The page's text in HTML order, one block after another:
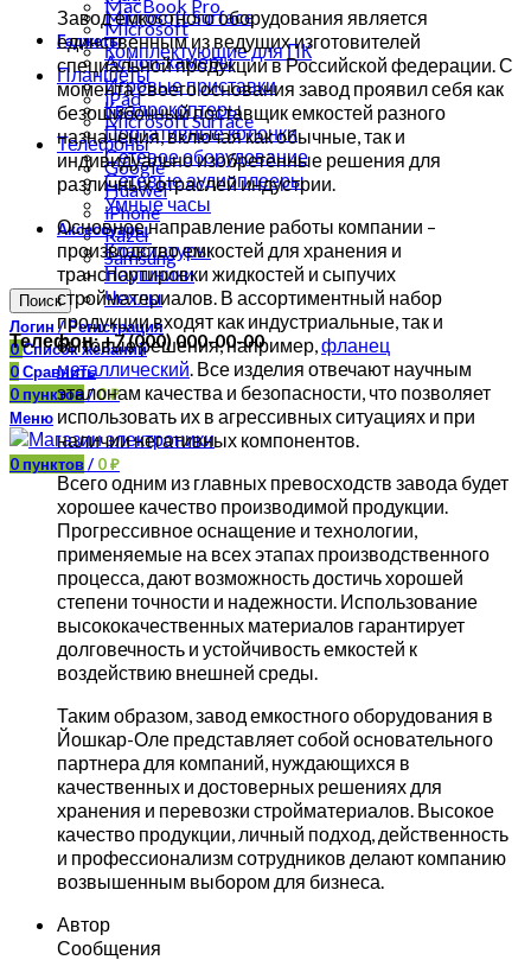
MacBook Pro
Microsoft
Комплектующие для ПК
Планшеты
iPad
Microsoft Surface
Телефоны
Google
Huawei
iPhone
Razer
Samsung
Поиск
Логин / Регистрация
0Список желаний
0Сравнить
0 пунктов/0₽
Меню
0 пунктов/ 0₽
Microsoft Surface
Гаджеты
Action-камеры
Игровые приставки
Квадрокоптеры
Портативные колонки
Сетевое оборудование
Сетевые аудиоплееры
Умные часы
Аксессуары
Клавиатуры
Наушники
Чехлы
Телефон: +7 (000) 000-00-00
Завод емкостного оборудования является
единственным из ведущих изготовителей
специальной продукции в Российской федерации. С
момента своего основания завод проявил себя как
безошибочный поставщик емкостей разного
назначения, включая как обычные, так и
индивидуально изобретённые решения для
различных отраслей индустрии.
Основное направление работы компании –
производство емкостей для хранения и
транспортировки жидкостей и сыпучих
стройматериалов. В ассортиментный набор
продукции входят как индустриальные, так и
бытовые решения, например,фланец
металлический. Все изделия отвечают научным
эталонам качества и безопасности, что позволяет
использовать их в агрессивных ситуациях и при
наличии негативных компонентов.
Всего одним из главных превосходств завода будет
хорошее качество производимой продукции.
Прогрессивное оснащение и технологии,
применяемые на всех этапах производственного
процесса, дают возможность достичь хорошей
степени точности и надежности. Использование
высококачественных материалов гарантирует
долговечность и устойчивость емкостей к
воздействию внешней среды.
Таким образом, завод емкостного оборудования в
Йошкар-Оле представляет собой основательного
партнера для компаний, нуждающихся в
качественных и достоверных решениях для
хранения и перевозки стройматериалов. Высокое
качество продукции, личный подход, действенность
и профессионализм сотрудников делают компанию
возвышенным выбором для бизнеса.
Автор
Сообщения